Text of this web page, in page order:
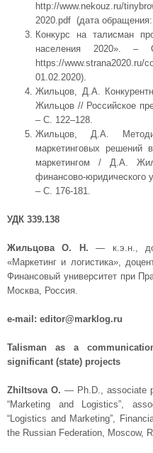
http://www.nekouz.ru/
2020.pdf (дата
Конкурс на талисман
населения 2020». –
https://www.strana2020.ru/
01.02.2020).
Жильцов, Д.А.
Жильцов // Российское
– С. 122–128.
Жильцов, Д.А.
маркетинговых решений
маркетингом / Д.А.
финансово-
– С. 176-181.
УДК 339.138
Жильцова О. Н. — к.э.н.,
«Маркетинг и логистика»,
Финансовый университет при
Москва, Россия.
e-mail: editor@marklog.ru
Talisman as a
significant (state) projects
Zhiltsova O. — Ph.D., associate
“Marketing and Logistics”,
“Logistics and Marketing”,
the Russian Federation, Moscow,